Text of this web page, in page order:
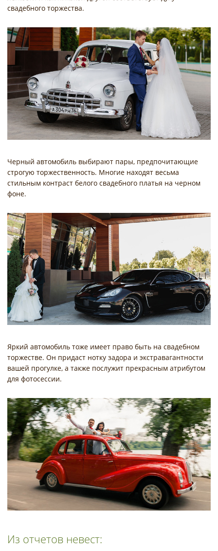
свадебного торжества.
Черный автомобиль выбирают пары, предпочитающие
строгую торжественность. Многие находят весьма
стильным контраст белого свадебного платья на черном
фоне.
Яркий автомобиль тоже имеет право быть на свадебном
торжестве. Он придаст нотку задора и экстравагантности
вашей прогулке, а также послужит прекрасным атрибутом
для фотосессии.
Из отчетов невест: